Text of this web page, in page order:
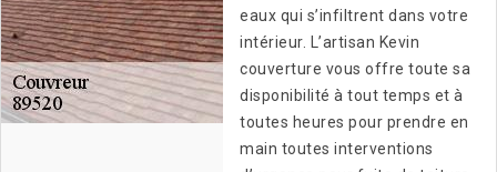
eaux qui s’infiltrent dans votre
intérieur. L’artisan Kevin
couverture vous offre toute sa
disponibilité à tout temps et à
toutes heures pour prendre en
main toutes interventions